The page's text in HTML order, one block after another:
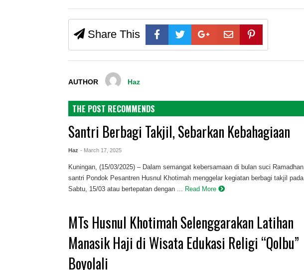
Share This
AUTHOR Haz
THE POST RECOMMENDS
Santri Berbagi Takjil, Sebarkan Kebahagiaan
Haz - March 17, 2025
Kuningan, (15/03/2025) – Dalam semangat kebersamaan di bulan suci Ramadhan,
santri Pondok Pesantren Husnul Khotimah menggelar kegiatan berbagi takjil pada
Sabtu, 15/03 atau bertepatan dengan ...
Read More
MTs Husnul Khotimah Selenggarakan Latihan
Manasik Haji di Wisata Edukasi Religi “Qolbu”
Boyolali